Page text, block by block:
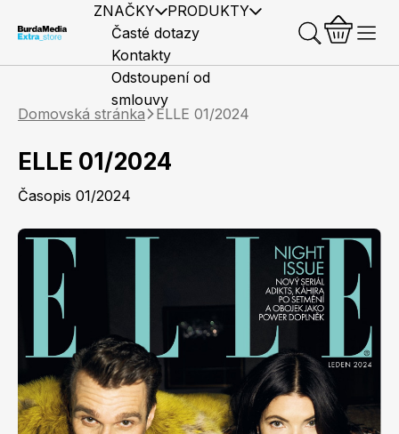
ZNAČKY PRODUKTY
Elle
Marianne Elle Decoration
Předplatné časopisů
Knihy Merch
Časté dotazy
Kontakty
Odstoupení od
smlouvy
Domovská stránka
ELLE 01/2024
ELLE 01/2024
Časopis 01/2024